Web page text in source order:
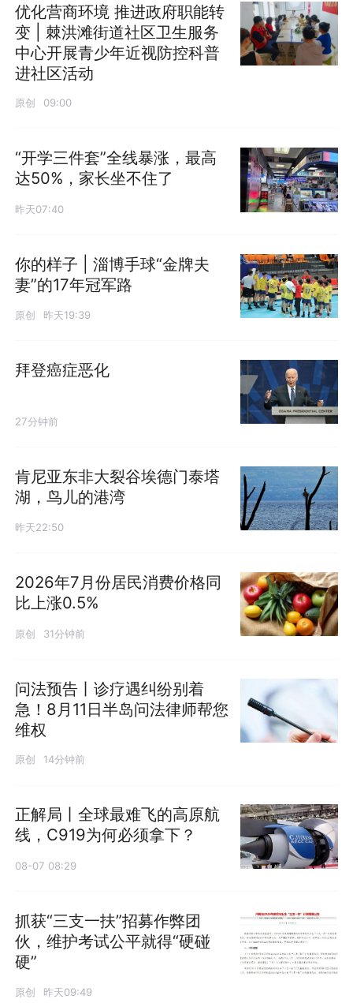
优化营商环境 推进政府职能转
变 | 棘洪滩街道社区卫生服务
中心开展青少年近视防控科普
进社区活动
原创 09:00
“开学三件套”全线暴涨，最高
达50%，家长坐不住了
昨天07:40
你的样子 | 淄博手球“金牌夫
妻”的17年冠军路
原创 昨天19:39
拜登癌症恶化
27分钟前
肯尼亚东非大裂谷埃德门泰塔
湖，鸟儿的港湾
昨天22:50
2026年7月份居民消费价格同
比上涨0.5%
原创 31分钟前
问法预告丨诊疗遇纠纷别着
急！8月11日半岛问法律师帮您
维权
原创 14分钟前
正解局丨全球最难飞的高原航
线，C919为何必须拿下？
08-07 08:29
抓获“三支一扶”招募作弊团
伙，维护考试公平就得“硬碰
硬”
原创 昨天09:49